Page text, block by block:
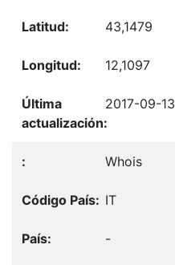
43,1479
12,1097
2017-09-13
Whois
IT
-